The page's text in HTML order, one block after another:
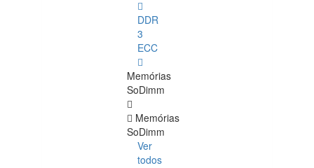
DDR
3
ECC
Memórias
SoDimm
Memórias
SoDimm
Ver
todos